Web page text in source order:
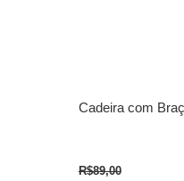
Cadeira com
R$89,00